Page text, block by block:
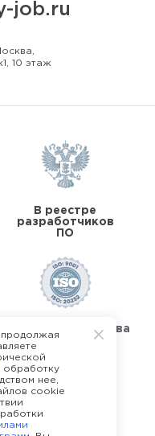
job.ru
10 этаж
В реестре
разработчиков
ПО
Стандарты качества
Job
продолжая
обработку
нее,
cookie